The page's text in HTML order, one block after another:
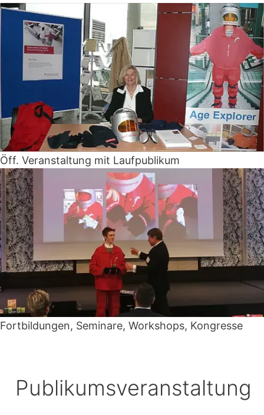
Öff. Veranstaltung mit Laufpublikum
Fortbildungen, Seminare, Workshops, Kongresse
Publikumsveranstaltung